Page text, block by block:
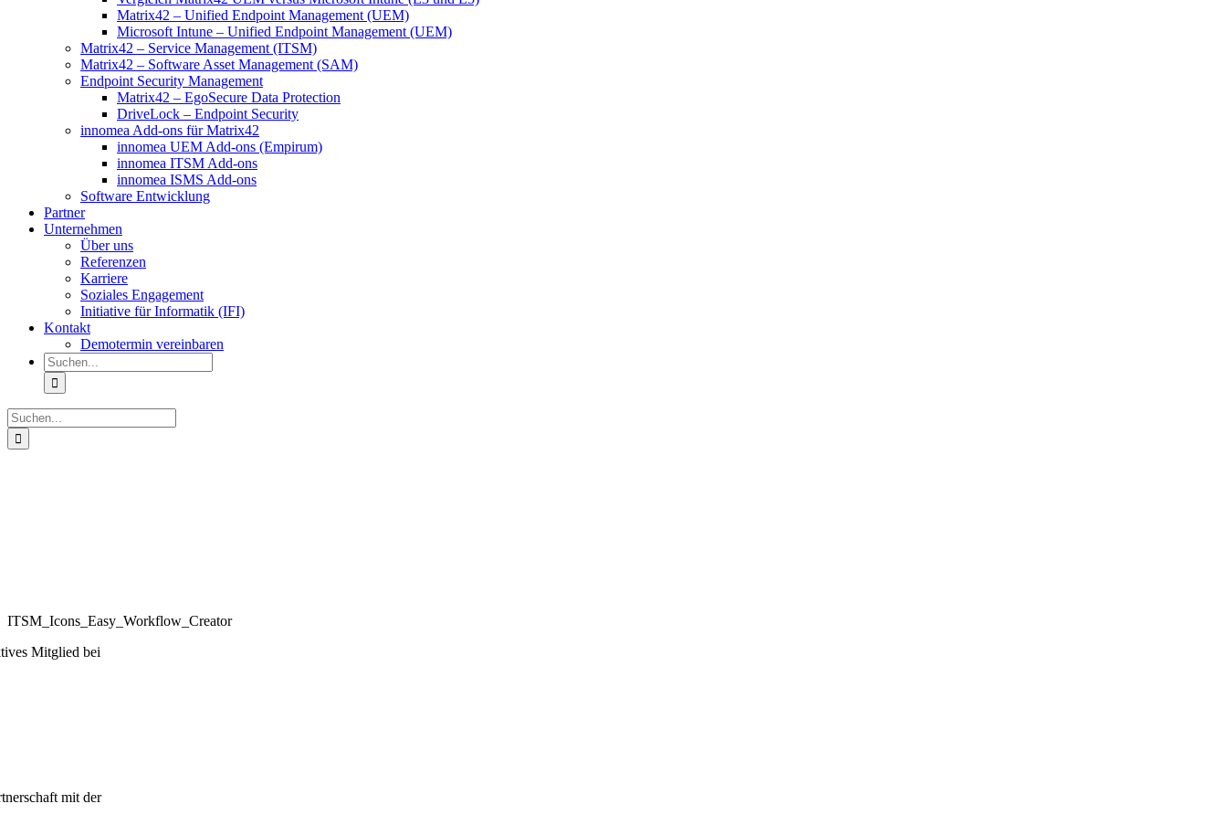
Matrix42 – Unified Endpoint Management (UEM)
Microsoft Intune – Unified Endpoint Management (UEM)
Matrix42 – Service Management (ITSM)
Matrix42 – Software Asset Management (SAM)
Endpoint Security Management
Matrix42 – EgoSecure Data Protection
DriveLock – Endpoint Security
innomea Add-ons für Matrix42
innomea UEM Add-ons (Empirum)
innomea ITSM Add-ons
innomea ISMS Add-ons
Software Entwicklung
Partner
Unternehmen
Über uns
Referenzen
Karriere
Soziales Engagement
Initiative für Informatik (IFI)
Kontakt
Demotermin vereinbaren
Suche
nach:
Suche
nach:
ITSM_Icons_Easy_Workflow_Creator
Mitglied bei
mit der